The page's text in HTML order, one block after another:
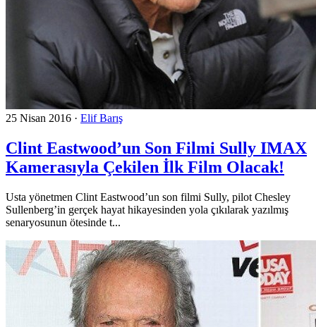
25 Nisan 2016 · Elif Barış
Clint Eastwood’un Son Filmi Sully IMAX
Kamerasıyla Çekilen İlk Film Olacak!
Usta yönetmen Clint Eastwood’un son filmi Sully, pilot Chesley
Sullenberg’in gerçek hayat hikayesinden yola çıkılarak yazılmış
senaryosunun ötesinde t...